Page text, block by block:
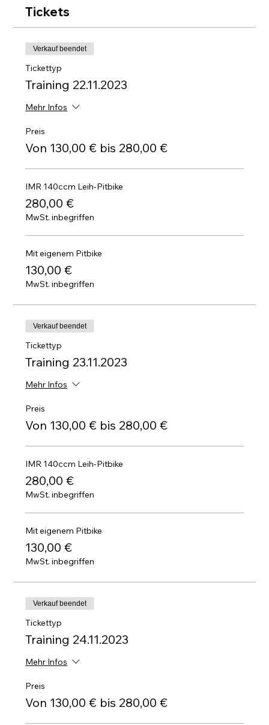
Tickets
Verkauf beendet
Tickettyp
Training 22.11.2023
Mehr Infos
Preis
Von 130,00 € bis 280,00 €
IMR 140ccm Leih-Pitbike
280,00 €
MwSt. inbegriffen
Mit eigenem Pitbike
130,00 €
MwSt. inbegriffen
Verkauf beendet
Tickettyp
Training 23.11.2023
Mehr Infos
Preis
Von 130,00 € bis 280,00 €
IMR 140ccm Leih-Pitbike
280,00 €
MwSt. inbegriffen
Mit eigenem Pitbike
130,00 €
MwSt. inbegriffen
Verkauf beendet
Tickettyp
Training 24.11.2023
Mehr Infos
Preis
Von 130,00 € bis 280,00 €